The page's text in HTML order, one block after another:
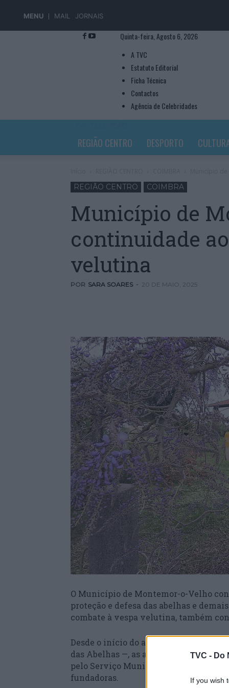
TVC - Do
If you wish
MENU MAIL JORNAIS
Quinta-feira, Agosto 6, 2026
A TVC
Estatuto Editorial
Ficha Técnica
Contactos
Agência de Celebridades
REGIÃO CENTRO DESPORTO
REGIÃO CENTRO COIMBRA
Município de
continuidade
velutina
POR SARA SOARES - 20 DE MAIO, 2025
O Município de Montemor-o-Velho
proteção e defesa das abelhas e
combate à vespa velutina, também
Desde o início do ano e até ao dia 20
das Abelhas —, as armadilhas para
pelo Serviço Municipal de Proteção
fundadoras.